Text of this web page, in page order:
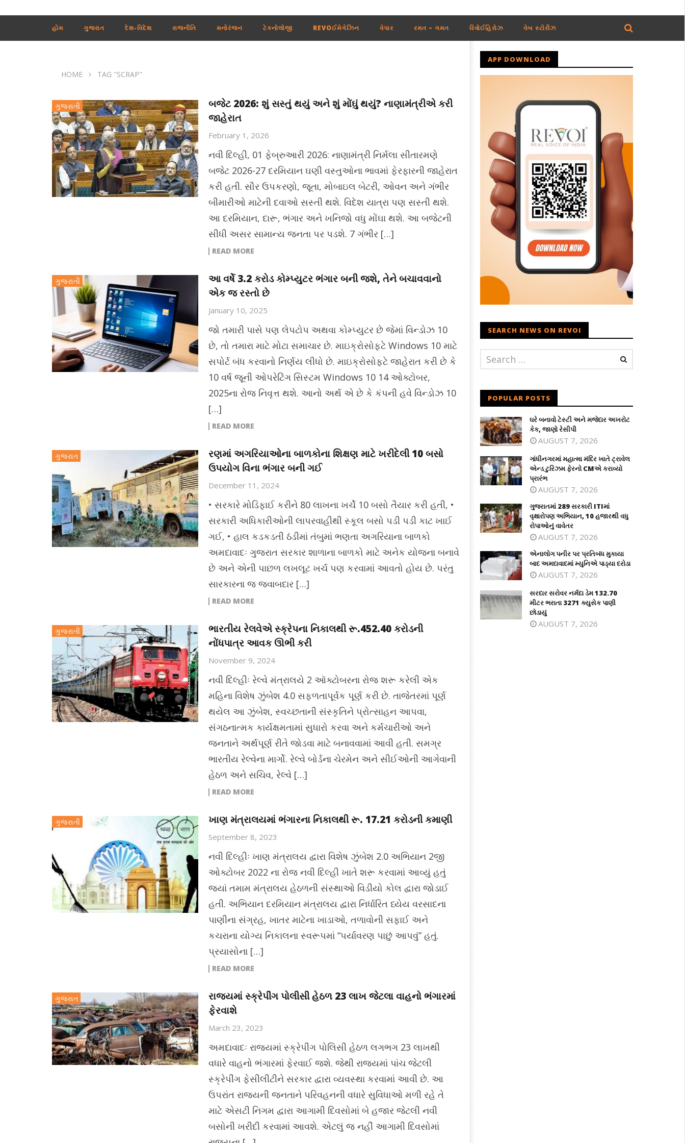
હોમ ગુજરાત દેશ-વિદેશ રાજનીતિ મનોરંજન ટેકનોલોજી REVOઈમેગેઝિન વેપાર રમત – ગમત રિવોઈહિરોઝ વેબ સ્ટોરીઝ
HOME TAG "SCRAP"
ગુજરાતી
બજેટ 2026: શું સસ્તું થયું અને શું મોંઘું થયું? નાણામંત્રીએ કરી
જાહેરાત
February 1, 2026
નવી દિલ્હી, 01 ફેબ્રુઆરી 2026: નાણામંત્રી નિર્મલા સીતારમણે
બજેટ 2026-27 દરમિયાન ઘણી વસ્તુઓના ભાવમાં ફેરફારની જાહેરાત
કરી હતી. સૌર ઉપકરણો, જૂતા, મોબાઇલ બેટરી, ઓવન અને ગંભીર
બીમારીઓ માટેની દવાઓ સસ્તી થશે. વિદેશ યાત્રા પણ સસ્તી થશે.
આ દરમિયાન, દારૂ, ભંગાર અને ખનિજો વધુ મોંઘા થશે. આ બજેટની
સીધી અસર સામાન્ય જનતા પર પડશે. 7 ગંભીર […]
READ MORE
ગુજરાતી
આ વર્ષે 3.2 કરોડ કોમ્પ્યુટર ભંગાર બની જશે, તેને બચાવવાનો
એક જ રસ્તો છે
January 10, 2025
જો તમારી પાસે પણ લેપટોપ અથવા કોમ્પ્યુટર છે જેમાં વિન્ડોઝ 10
છે, તો તમારા માટે મોટા સમાચાર છે. માઇક્રોસોફ્ટે Windows 10 માટે
સપોર્ટ બંધ કરવાનો નિર્ણય લીધો છે. માઇક્રોસોફ્ટે જાહેરાત કરી છે કે
10 વર્ષ જૂની ઓપરેટિંગ સિસ્ટમ Windows 10 14 ઓક્ટોબર,
2025ના રોજ નિવૃત્ત થશે. આનો અર્થ એ છે કે કંપની હવે વિન્ડોઝ 10
[…]
READ MORE
ગુજરાત
રણમાં અગરિયાઓના બાળકોના શિક્ષણ માટે ખરીદેલી 10 બસો
ઉપયોગ વિના ભંગાર બની ગઈ
December 11, 2024
• સરકારે મોડિફાઈ કરીને 80 લાખના ખર્ચે 10 બસો તૈયાર કરી હતી, •
સરકારી અધિકારીઓની લાપરવાહીથી સ્કૂલ બસો પડી પડી કાટ ખાઈ
ગઈ, • હાલ કડકડતી ઠંડીમાં તંબુમાં ભણતા અગરિયાના બાળકો
અમદાવાદઃ ગુજરાત સરકાર શાળાના બાળકો માટે અનેક યોજના બનાવે
છે અને એની પાછળ લખલૂટ ખર્ચ પણ કરવામાં આવતો હોય છે. પરંતુ
સારકારના જ જવાબદાર […]
READ MORE
ગુજરાતી
ભારતીય રેલવેએ સ્ક્રેપના નિકાલથી રૂ.452.40 કરોડની
નોંધપાત્ર આવક ઊભી કરી
November 9, 2024
નવી દિલ્હીઃ રેલ્વે મંત્રાલયે 2 ઑક્ટોબરના રોજ શરૂ કરેલી એક
મહિના વિશેષ ઝુંબેશ 4.0 સફળતાપૂર્વક પૂર્ણ કરી છે. તાજેતરમાં પૂર્ણ
થયેલ આ ઝુંબેશ, સ્વચ્છતાની સંસ્કૃતિને પ્રોત્સાહન આપવા,
સંગઠનાત્મક કાર્યક્ષમતામાં સુધારો કરવા અને કર્મચારીઓ અને
જનતાને અર્થપૂર્ણ રીતે જોડવા માટે બનાવવામાં આવી હતી. સમગ્ર
ભારતીય રેલ્વેના માર્ગો. રેલ્વે બોર્ડના ચેરમેન અને સીઈઓની આગેવાની
હેઠળ અને સચિવ, રેલ્વે […]
READ MORE
ગુજરાતી ખાણ મંત્રાલયમાં ભંગારના નિકાલથી રૂ. 17.21 કરોડની કમાણી
September 8, 2023
નવી દિલ્હીઃ ખાણ મંત્રાલય દ્વારા વિશેષ ઝુંબેશ 2.0 અભિયાન 2જી
ઓક્ટોબર 2022 ના રોજ નવી દિલ્હી ખાતે શરૂ કરવામાં આવ્યું હતું
જ્યાં તમામ મંત્રાલય હેઠળની સંસ્થાઓ વિડીયો કોલ દ્વારા જોડાઈ
હતી. અભિયાન દરમિયાન મંત્રાલય દ્વારા નિર્ધારિત ધ્યેય વરસાદના
પાણીના સંગ્રહ, ખાતર માટેના ખાડાઓ, તળાવોની સફાઈ અને
કચરાના યોગ્ય નિકાલના સ્વરૂપમાં “પર્યાવરણ પાછું આપવું” હતું.
પ્રયાસોના […]
READ MORE
ગુજરાત
રાજ્યમાં સ્ક્રેપીંગ પોલીસી હેઠળ 23 લાખ જેટલા વાહનો ભંગારમાં
ફેરવાશે
March 23, 2023
અમદાવાદઃ રાજ્યમાં સ્ક્રેપીંગ પોલિસી હેઠળ લગભગ 23 લાખથી
વધારે વાહનો ભંગારમાં ફેરવાઈ જશે. જેથી રાજ્યમાં પાંચ જેટલી
સ્ક્રેપીંગ ફેસીલીટીને સરકાર દ્વારા વ્યવસ્થા કરવામાં આવી છે. આ
ઉપરાંત રાજ્યની જનતાને પરિવહનની વધારે સુવિધાઓ મળી રહે તે
માટે એસટી નિગમ દ્વારા આગામી દિવસોમાં બે હજાર જેટલી નવી
બસોની ખરીદી કરવામાં આવશે. એટલું જ નહીં આગામી દિવસોમાં
APP DOWNLOAD
SEARCH NEWS ON REVOI
POPULAR POSTS
ઘરે બનાવો ટેસ્ટી અને મજેદાર અખરોટ
કેક, જાણો રેસીપી
AUGUST 7, 2026
ગાંધીનગરમાં મહાત્મા મંદિર ખાતે ટ્રાવેલ
એન્ડ ટુરિઝમ ફેરનો CMએ કરાવ્યો
પ્રારંભ
AUGUST 7, 2026
ગુજરાતમાં 289 સરકારી ITIમાં
વૃક્ષારોપણ અભિયાન, 10 હજારથી વધુ
રોપાઓનું વાવેતર
AUGUST 7, 2026
એનાલોગ પનીર પર પ્રતિબંધ મુકાયા
બાદ અમદાવાદમાં મ્યુનિએ પાડ્યા દરોડા
AUGUST 7, 2026
સરદાર સરોવર નર્મદા ડેમ 132.70
મીટર ભરાતા 3271 ક્યુસેક પાણી
છોડાયું
AUGUST 7, 2026